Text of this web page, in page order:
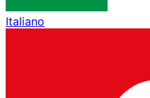
Italiano